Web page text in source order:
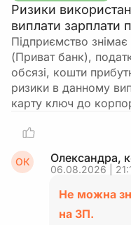
Ризики
виплати зарплати
Підприємство
(Приват банк),
обсязі, кошти
ризики в данному
карту ключ до
ОК Олександра,
06.08.2026 |
Не можна
на ЗП.